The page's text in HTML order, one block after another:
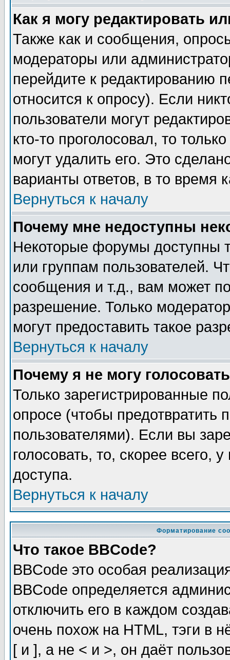
Как я могу редактировать
Также как и сообщения,
модераторы или
перейдите к редактированию
относится к опросу). Если
пользователи могут
кто-то проголосовал, то
могут удалить его. Это
варианты ответов, в то время
Вернуться к началу
Почему мне недоступны
Некоторые форумы доступны
или группам пользователей.
сообщения и т.д., вам может
разрешение. Только
могут предоставить такое
Вернуться к началу
Почему я не могу
Только зарегистрированные
опросе (чтобы предотвратить
пользователями). Если вы
голосовать, то, скорее всего,
доступа.
Вернуться к началу
Форматирование
Что такое BBCode?
BBCode это особая
BBCode определяется
отключить его в каждом
очень похож на HTML, тэги в
[ и ], а не < и >, он даёт